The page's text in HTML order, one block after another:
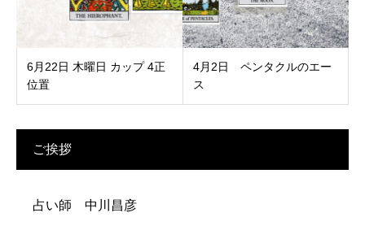
6月22日 木曜日 カップ 4正
位置
4月2日 ペンタクルのエー
ス
ご挨拶
占い師 中川昌彦